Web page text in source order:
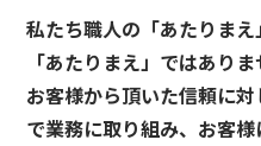
私たち職人の「あたりま
「あたりまえ」ではありま
お客様から頂いた信頼に
で業務に取り組み、お客